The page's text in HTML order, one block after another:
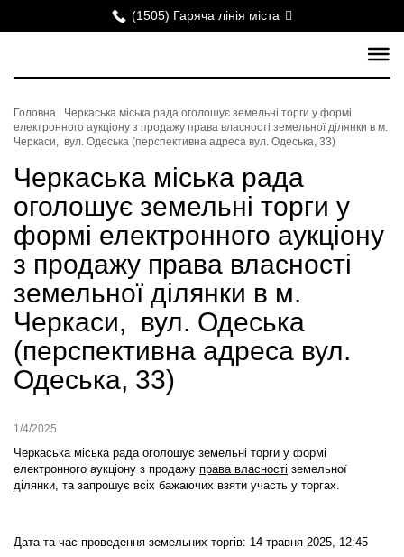
(1505) Гаряча лінія міста
Головна
Черкаська міська рада оголошує земельні торги у формі
електронного аукціону з продажу права власності земельної ділянки в м.
Черкаси, вул. Одеська (перспективна адреса вул. Одеська, 33)
Черкаська міська рада
оголошує земельні торги у
формі електронного аукціону
з продажу права власності
земельної ділянки в м.
Черкаси, вул. Одеська
(перспективна адреса вул.
Одеська, 33)
1/4/2025
Черкаська міська рада оголошує земельні торги у формі
електронного аукціону з продажу права власності земельної
ділянки, та запрошує всіх бажаючих взяти участь у торгах.
Дата та час проведення земельних торгів: 14 травня 2025, 12:45